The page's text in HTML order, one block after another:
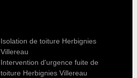
Isolation de toiture Herbignies
Villereau
Intervention d'urgence fuite de
toiture Herbignies Villereau